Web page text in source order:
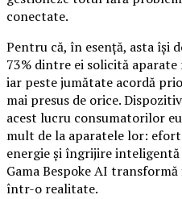
conectate.
Pentru că, în esență, asta își
73% dintre ei solicită
iar peste jumătate acordă
mai presus de orice.
acest lucru consumatorilor
mult de la aparatele lor:
energie și îngrijire
Gama Bespoke AI
într-o realitate.